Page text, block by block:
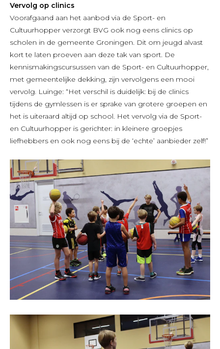
Vervolg op clinics
Voorafgaand aan het aanbod via de Sport- en
Cultuurhopper verzorgt BVG ook nog eens clinics op
scholen in de gemeente Groningen. Dit om jeugd alvast
kort te laten proeven aan deze tak van sport. De
kennismakingscursussen van de Sport- en Cultuurhopper,
met gemeentelijke dekking, zijn vervolgens een mooi
vervolg. Luinge: “Het verschil is duidelijk: bij de clinics
tijdens de gymlessen is er sprake van grotere groepen en
het is uiteraard altijd op school. Het vervolg via de Sport-
en Cultuurhopper is gerichter: in kleinere groepjes
liefhebbers en ook nog eens bij de ‘echte’ aanbieder zelf!”